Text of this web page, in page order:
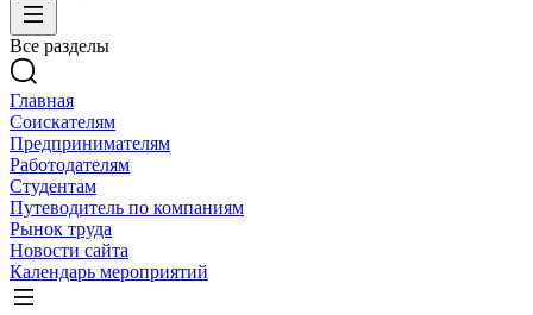
Все разделы
Главная
Соискателям
Предпринимателям
Работодателям
Студентам
Путеводитель по компаниям
Рынок труда
Новости сайта
Календарь мероприятий